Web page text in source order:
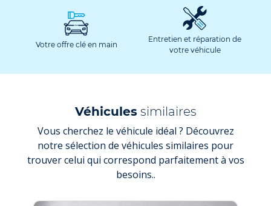
Votre offre clé en main
Entretien et réparation de
votre véhicule
Véhiculessimilaires
Vous cherchez le véhicule idéal ? Découvrez
notre sélection de véhicules similaires pour
trouver celui qui correspond parfaitement à vos
besoins..